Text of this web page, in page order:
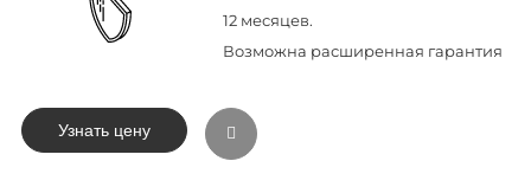
12 месяцев.
Возможна расширенная гарантия
Узнать цену